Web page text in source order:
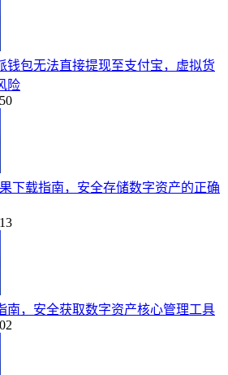
钱包无法直接提现至支付宝，虚拟货
险
下载指南，安全存储数字资产的正确
南，安全获取数字资产核心管理工具